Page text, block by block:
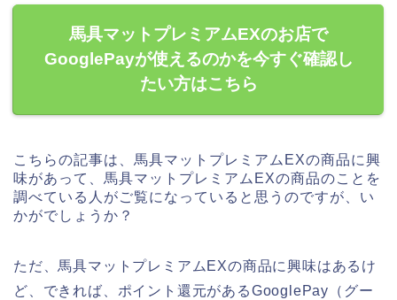
馬具マットプレミアムEXのお店で
GooglePayが使えるのかを今すぐ確認し
たい方はこちら
こちらの記事は、馬具マットプレミアムEXの商品に興
味があって、馬具マットプレミアムEXの商品のことを
調べている人がご覧になっていると思うのですが、い
かがでしょうか？
ただ、馬具マットプレミアムEXの商品に興味はあるけ
ど、できれば、ポイント還元があるGooglePay（グー